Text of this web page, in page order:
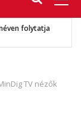
folytatja
TV nézők